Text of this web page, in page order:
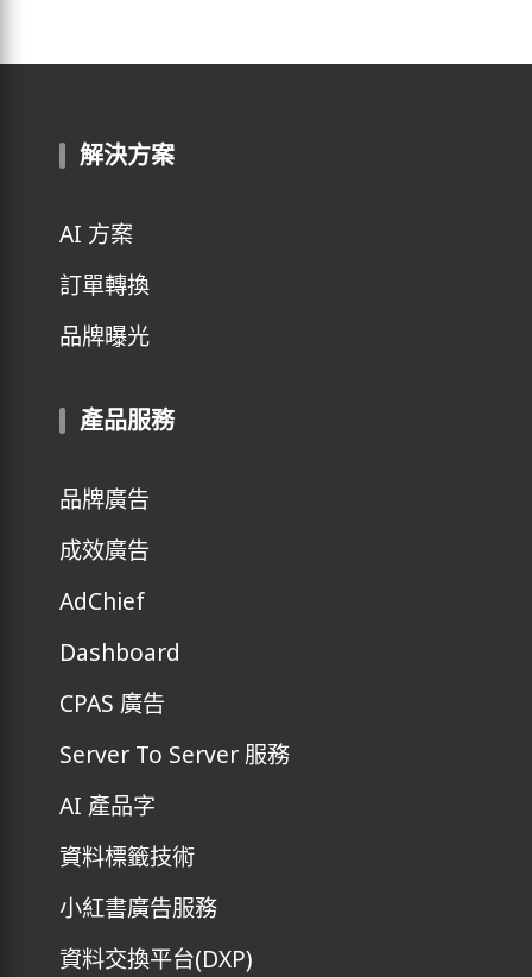
解決方案
AI 方案
訂單轉換
品牌曝光
產品服務
品牌廣告
成效廣告
AdChief
Dashboard
CPAS 廣告
Server To Server 服務
AI 產品字
資料標籤技術
小紅書廣告服務
資料交換平台(DXP)